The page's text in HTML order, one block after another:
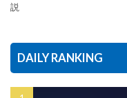
説
DAILY RANKING